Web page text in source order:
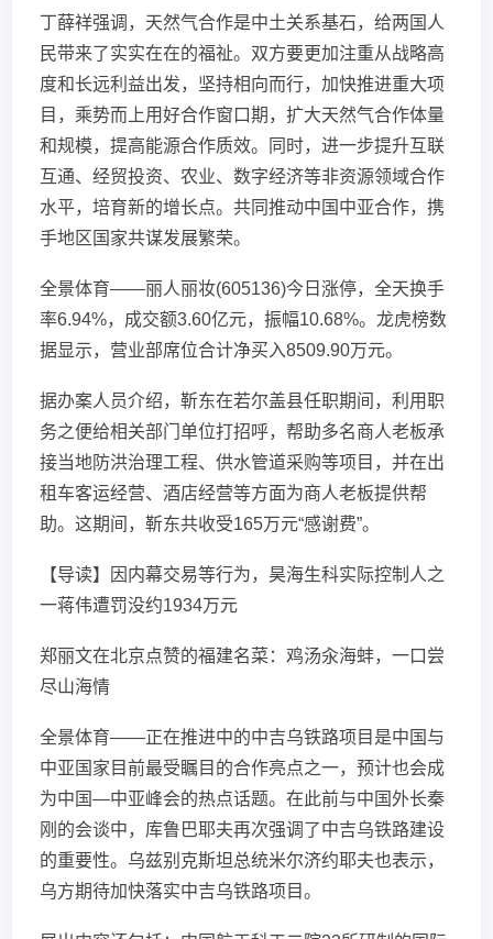
丁薛祥强调，天然气合作是中土关系基石，给两国人
民带来了实实在在的福祉。双方要更加注重从战略高
度和长远利益出发，坚持相向而行，加快推进重大项
目，乘势而上用好合作窗口期，扩大天然气合作体量
和规模，提高能源合作质效。同时，进一步提升互联
互通、经贸投资、农业、数字经济等非资源领域合作
水平，培育新的增长点。共同推动中国中亚合作，携
手地区国家共谋发展繁荣。
全景体育——丽人丽妆(605136)今日涨停，全天换手
率6.94%，成交额3.60亿元，振幅10.68%。龙虎榜数
据显示，营业部席位合计净买入8509.90万元。
据办案人员介绍，靳东在若尔盖县任职期间，利用职
务之便给相关部门单位打招呼，帮助多名商人老板承
接当地防洪治理工程、供水管道采购等项目，并在出
租车客运经营、酒店经营等方面为商人老板提供帮
助。这期间，靳东共收受165万元“感谢费”。
【导读】因内幕交易等行为，昊海生科实际控制人之
一蒋伟遭罚没约1934万元
郑丽文在北京点赞的福建名菜：鸡汤汆海蚌，一口尝
尽山海情
全景体育——正在推进中的中吉乌铁路项目是中国与
中亚国家目前最受瞩目的合作亮点之一，预计也会成
为中国—中亚峰会的热点话题。在此前与中国外长秦
刚的会谈中，库鲁巴耶夫再次强调了中吉乌铁路建设
的重要性。乌兹别克斯坦总统米尔济约耶夫也表示，
乌方期待加快落实中吉乌铁路项目。